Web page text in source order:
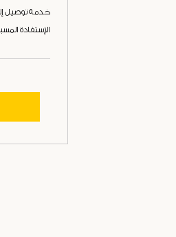
خدمة توصيل
الإستفادة